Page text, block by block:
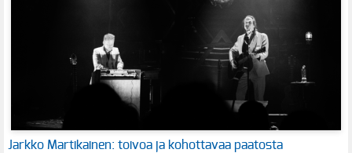
Jarkko Martikainen: toivoa ja kohottavaa paatosta